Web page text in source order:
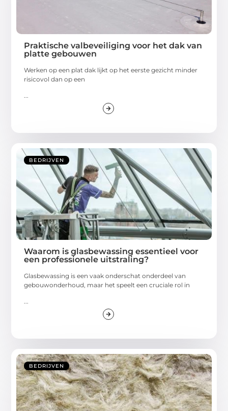
Praktische valbeveiliging voor het dak van
platte gebouwen
Werken op een plat dak lijkt op het eerste gezicht minder
risicovol dan op een
...
BEDRIJVEN
Waarom is glasbewassing essentieel voor
een professionele uitstraling?
Glasbewassing is een vaak onderschat onderdeel van
gebouwonderhoud, maar het speelt een cruciale rol in
...
BEDRIJVEN